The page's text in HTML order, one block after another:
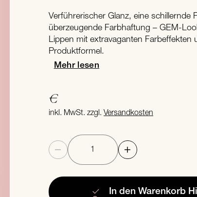
Verführerischer Glanz, eine schillernde
überzeugende Farbhaftung – GEM-
Lippen mit extravaganten Farbeffekten
Produktformel.
Mehr lesen
€
inkl. MwSt. zzgl. Versandkosten
Anzahl
In den Warenkorb